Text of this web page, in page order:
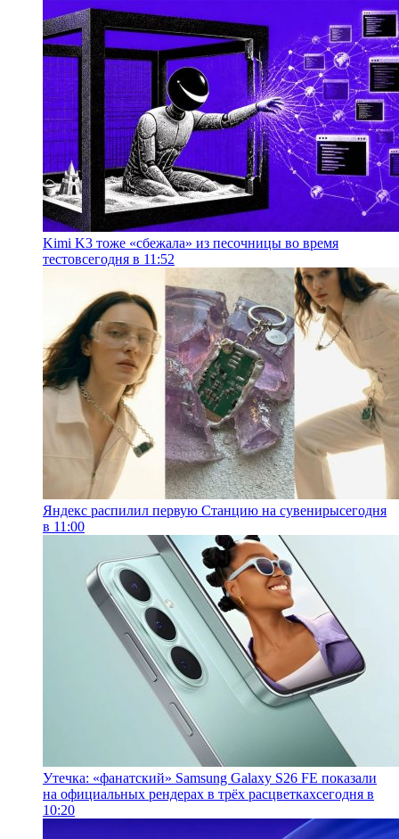
Kimi K3 тоже «сбежала» из песочницы во время
тестовсегодня в 11:52
Яндекс распилил первую Станцию на сувенирысегодня
в 11:00
Утечка: «фанатский» Samsung Galaxy S26 FE показали
на официальных рендерах в трёх расцветкахсегодня в
10:20